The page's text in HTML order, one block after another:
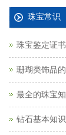
珠宝常识
珠宝鉴定证
珊瑚类饰品
最全的珠宝
钻石基本知